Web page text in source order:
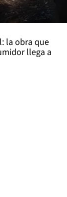
la obra que
llega a